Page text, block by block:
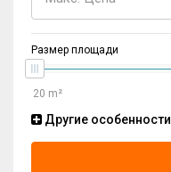
Размер площади
Другие особенности